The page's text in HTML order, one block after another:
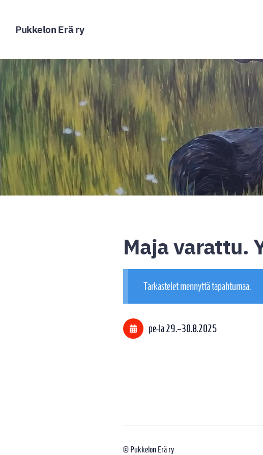
sisältöön
Pukkelon Erä ry
Maja varattu.
Tarkastelet mennyttä tapahtumaa.
pe-la29.–30.8.2025
© Pukkelon Erä ry